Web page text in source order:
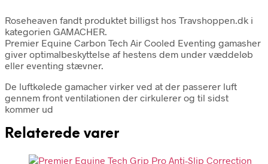
Roseheaven fandt produktet billigst hos Travshoppen.dk i
kategorien GAMACHER.
Premier Equine Carbon Tech Air Cooled Eventing gamasher
giver optimalbeskyttelse af hestens dem under væddeløb
eller eventing stævner.
De luftkølede gamacher virker ved at der passerer luft
gennem front ventilationen der cirkulerer og til sidst
kommer ud
Relaterede varer